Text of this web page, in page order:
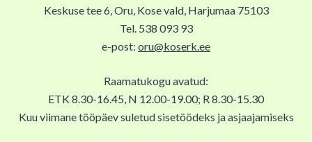
Keskuse tee 6, Oru, Kose vald, Harjumaa 75103
Tel. 538 093 93
e-post: oru@koserk.ee
Raamatukogu avatud:
ETK 8.30-16.45, N 12.00-19.00; R 8.30-15.30
Kuu viimane tööpäev suletud sisetöödeks ja asjaajamiseks